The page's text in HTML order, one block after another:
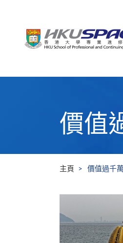
價值
主頁 價值過千